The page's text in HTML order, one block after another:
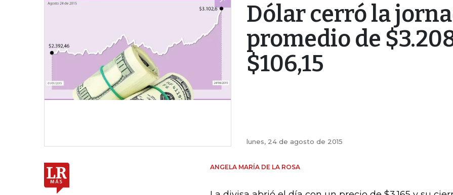
Dólar cerró la
promedio de
$106,15
lunes, 24 de agosto de 2015
ANGELA MARÍA DE LA ROSA